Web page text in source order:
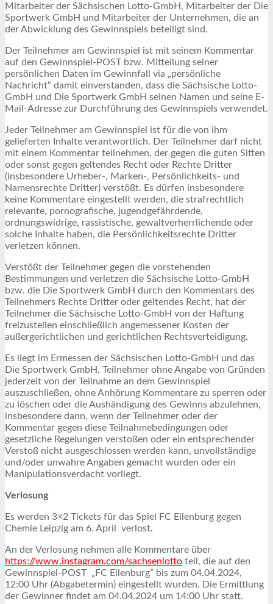
Mitarbeiter der Sächsischen Lotto-GmbH, Mitarbeiter der Die
Sportwerk GmbH und Mitarbeiter der Unternehmen, die an
der Abwicklung des Gewinnspiels beteiligt sind.
Der Teilnehmer am Gewinnspiel ist mit seinem Kommentar
auf den Gewinnspiel-POST bzw. Mitteilung seiner
persönlichen Daten im Gewinnfall via „persönliche
Nachricht“ damit einverstanden, dass die Sächsische Lotto-
GmbH und Die Sportwerk GmbH seinen Namen und seine E-
Mail-Adresse zur Durchführung des Gewinnspiels verwendet.
Jeder Teilnehmer am Gewinnspiel ist für die von ihm
gelieferten Inhalte verantwortlich. Der Teilnehmer darf nicht
mit einem Kommentar teilnehmen, der gegen die guten Sitten
oder sonst gegen geltendes Recht oder Rechte Dritter
(insbesondere Urheber-, Marken-, Persönlichkeits- und
Namensrechte Dritter) verstößt. Es dürfen insbesondere
keine Kommentare eingestellt werden, die strafrechtlich
relevante, pornografische, jugendgefährdende,
ordnungswidrige, rassistische, gewaltverherrlichende oder
solche Inhalte haben, die Persönlichkeitsrechte Dritter
verletzen können.
Verstößt der Teilnehmer gegen die vorstehenden
Bestimmungen und verletzen die Sächsische Lotto-GmbH
bzw. die Die Sportwerk GmbH durch den Kommentars des
Teilnehmers Rechte Dritter oder geltendes Recht, hat der
Teilnehmer die Sächsische Lotto-GmbH von der Haftung
freizustellen einschließlich angemessener Kosten der
außergerichtlichen und gerichtlichen Rechtsverteidigung.
Es liegt im Ermessen der Sächsischen Lotto-GmbH und das
Die Sportwerk GmbH, Teilnehmer ohne Angabe von Gründen
jederzeit von der Teilnahme an dem Gewinnspiel
auszuschließen, ohne Anhörung Kommentare zu sperren oder
zu löschen oder die Aushändigung des Gewinns abzulehnen,
insbesondere dann, wenn der Teilnehmer oder der
Kommentar gegen diese Teilnahmebedingungen oder
gesetzliche Regelungen verstoßen oder ein entsprechender
Verstoß nicht ausgeschlossen werden kann, unvollständige
und/oder unwahre Angaben gemacht wurden oder ein
Manipulationsverdacht vorliegt.
Verlosung
Es werden 3×2 Tickets für das Spiel FC Eilenburg gegen
Chemie Leipzig am 6. April verlost.
An der Verlosung nehmen alle Kommentare über
https://www.instagram.com/sachsenlotto teil, die auf den
Gewinnspiel-POST „FC Eilenburg“ bis zum 04.04.2024,
12:00 Uhr (Abgabetermin) eingestellt wurden. Die Ermittlung
der Gewinner findet am 04.04.2024 um 14:00 Uhr statt.